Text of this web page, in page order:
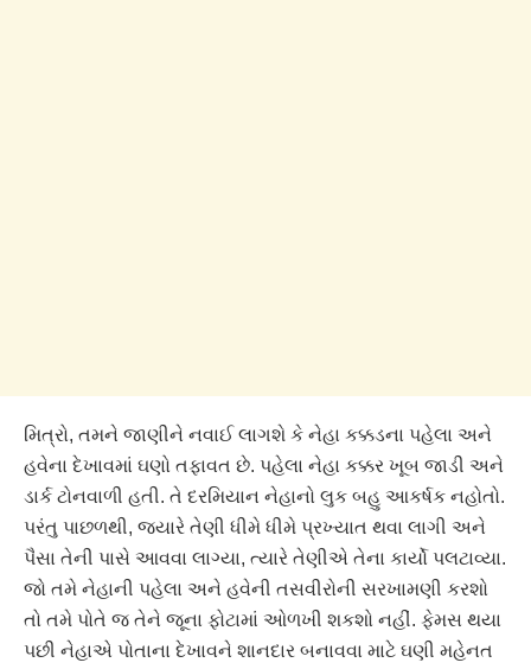
મિત્રો, તમને જાણીને નવાઈ લાગશે કે નેહા કક્કડના પહેલા અને
હવેના દેખાવમાં ઘણો તફાવત છે. પહેલા નેહા કક્કર ખૂબ જાડી અને
ડાર્ક ટોનવાળી હતી. તે દરમિયાન નેહાનો લુક બહુ આકર્ષક નહોતો.
પરંતુ પાછળથી, જ્યારે તેણી ધીમે ધીમે પ્રખ્યાત થવા લાગી અને
પૈસા તેની પાસે આવવા લાગ્યા, ત્યારે તેણીએ તેના કાર્યો પલટાવ્યા.
જો તમે નેહાની પહેલા અને હવેની તસવીરોની સરખામણી કરશો
તો તમે પોતે જ તેને જૂના ફોટામાં ઓળખી શકશો નહીં. ફેમસ થયા
પછી નેહાએ પોતાના દેખાવને શાનદાર બનાવવા માટે ઘણી મહેનત